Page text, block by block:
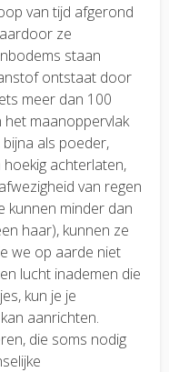
van tijd afgerond
ze
staan
ontstaat door
meer dan 100
het maanoppervlak
als poeder,
achterlaten,
van regen
kunnen minder dan
haar), kunnen ze
we op aarde niet
lucht inademen die
kun je je
aanrichten.
die soms nodig